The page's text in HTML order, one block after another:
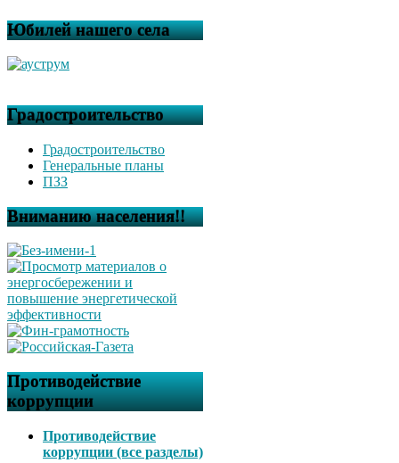
Юбилей нашего села
Градостроительство
Градостроительство
Генеральные планы
ПЗЗ
Вниманию населения!!
Противодействие
коррупции
Противодействие
коррупции (все разделы)